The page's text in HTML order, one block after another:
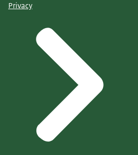
Privacy